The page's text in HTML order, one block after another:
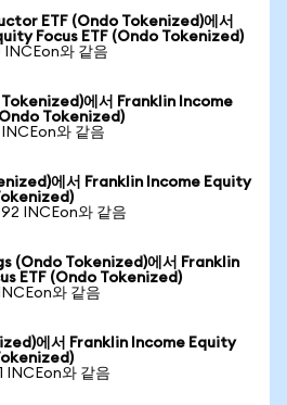
ETF (Ondo Tokenized)에서
Focus ETF (Ondo Tokenized)
INCEon와 같음
에서 Franklin Income
Tokenized)
와 같음
에서 Franklin Income Equity
INCEon와 같음
(Ondo Tokenized)에서 Franklin
ETF (Ondo Tokenized)
와 같음
에서 Franklin Income Equity
INCEon와 같음